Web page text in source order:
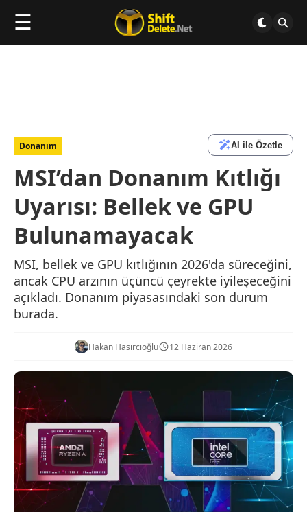
☰
Donanım AI ile Özetle
MSI’dan Donanım Kıtlığı
Uyarısı: Bellek ve GPU
Bulunamayacak
MSI, bellek ve GPU kıtlığının 2026'da süreceğini,
ancak CPU arzının üçüncü çeyrekte iyileşeceğini
açıkladı. Donanım piyasasındaki son durum
burada.
Hakan Hasırcıoğlu 12 Haziran 2026